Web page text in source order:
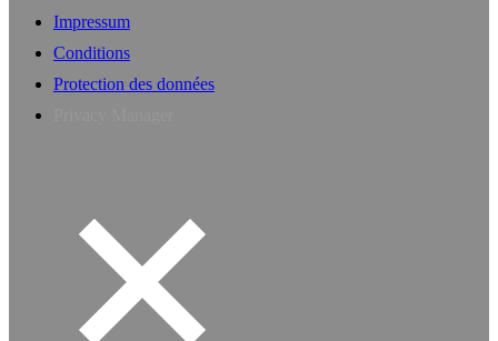
Impressum
Conditions
Protection des données